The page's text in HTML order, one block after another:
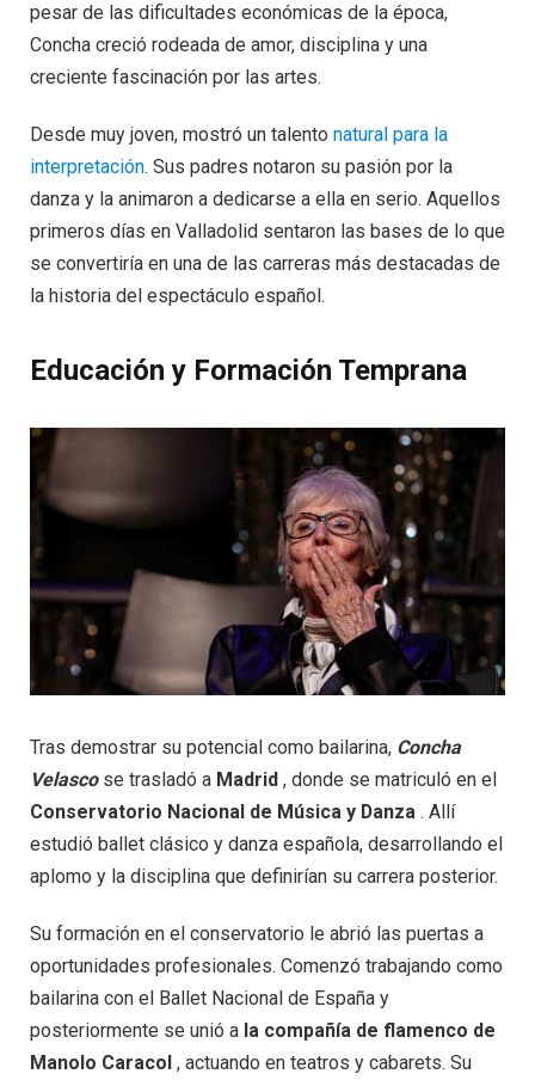
pesar de las dificultades económicas de la época,
Concha creció rodeada de amor, disciplina y una
creciente fascinación por las artes.
Desde muy joven, mostró un talento natural para la
interpretación. Sus padres notaron su pasión por la
danza y la animaron a dedicarse a ella en serio. Aquellos
primeros días en Valladolid sentaron las bases de lo que
se convertiría en una de las carreras más destacadas de
la historia del espectáculo español.
Educación y Formación Temprana
Tras demostrar su potencial como bailarina, Concha
Velascose trasladó a Madrid , donde se matriculó en el
Conservatorio Nacional de Música y Danza . Allí
estudió ballet clásico y danza española, desarrollando el
aplomo y la disciplina que definirían su carrera posterior.
Su formación en el conservatorio le abrió las puertas a
oportunidades profesionales. Comenzó trabajando como
bailarina con el Ballet Nacional de España y
posteriormente se unió a la compañía de flamenco de
Manolo Caracol , actuando en teatros y cabarets. Su